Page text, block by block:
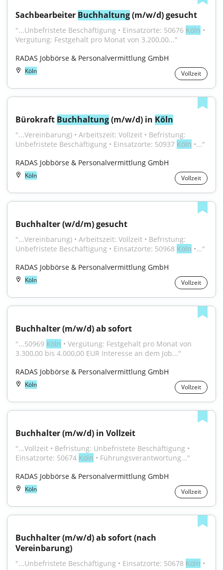
Sachbearbeiter Buchhaltung (m/w/d) gesucht
"...Unbefristete Beschäftigung • Einsatzorte: 50676 Köln •
Vergütung: Festgehalt pro Monat von 3.200,00..."
RADAS Jobbörse & Personalvermittlung GmbH
Köln Vollzeit
Bürokraft Buchhaltung (m/w/d) in Köln
"...Vereinbarung) • Arbeitszeit: Vollzeit • Befristung:
Unbefristete Beschäftigung • Einsatzorte: 50937 Köln •..."
RADAS Jobbörse & Personalvermittlung GmbH
Köln Vollzeit
Buchhalter (w/d/m) gesucht
"...Vereinbarung) • Arbeitszeit: Vollzeit • Befristung:
Unbefristete Beschäftigung • Einsatzorte: 50968 Köln •..."
RADAS Jobbörse & Personalvermittlung GmbH
Köln Vollzeit
Buchhalter (m/w/d) ab sofort
"...50969 Köln • Vergütung: Festgehalt pro Monat von
3.300,00 bis 4.000,00 EUR Interesse an dem Job..."
RADAS Jobbörse & Personalvermittlung GmbH
Köln Vollzeit
Buchhalter (m/w/d) in Vollzeit
"...Vollzeit • Befristung: Unbefristete Beschäftigung •
Einsatzorte: 50674 Köln • Führungsverantwortung..."
RADAS Jobbörse & Personalvermittlung GmbH
Köln Vollzeit
Buchhalter (m/w/d) ab sofort (nach
Vereinbarung)
"...Unbefristete Beschäftigung • Einsatzorte: 50678 Köln •